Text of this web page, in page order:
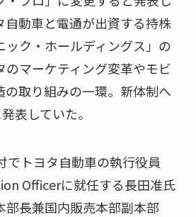
自動車と電通が出資する持株
ック・ホールディングス」の
マーケティング変革やモビ
の取り組みの一環。新体制へ
表していた。
でトヨタ自動車の執行役員
Officerに就任する長田准氏
部長兼国内販売本部副本部